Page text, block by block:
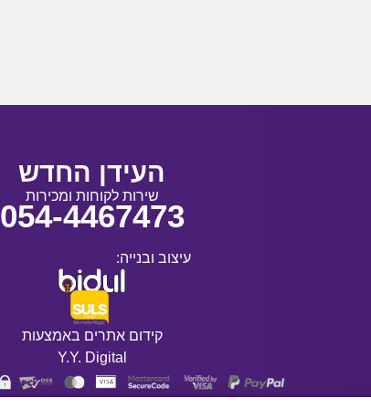
העידן החדש
שירות לקוחות ומכירות
054-4467473
עיצוב ובנייה:
קידום אתרים באמצעות
Y.Y. Digital